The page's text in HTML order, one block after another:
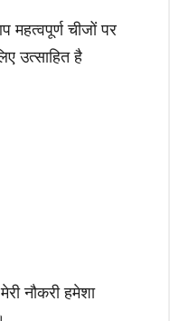
महत्वपूर्ण चीजों पर
उत्साहित है
नौकरी हमेशा